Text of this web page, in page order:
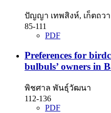
ปัญญา เทพสิงห์, เก็ตถว
85-111
PDF
Preferences for
bulbuls’ owners in
พิชศาล พันธุ์วัฒนา
112-136
PDF